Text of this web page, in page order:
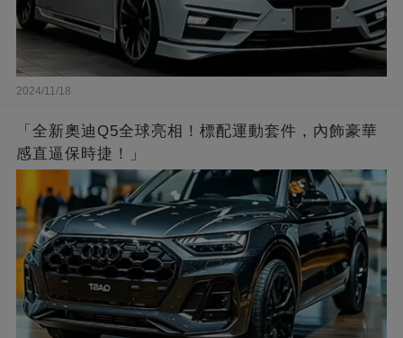
2024/11/18
「全新奧迪Q5全球亮相！標配運動套件，內飾豪華
感直逼保時捷！」